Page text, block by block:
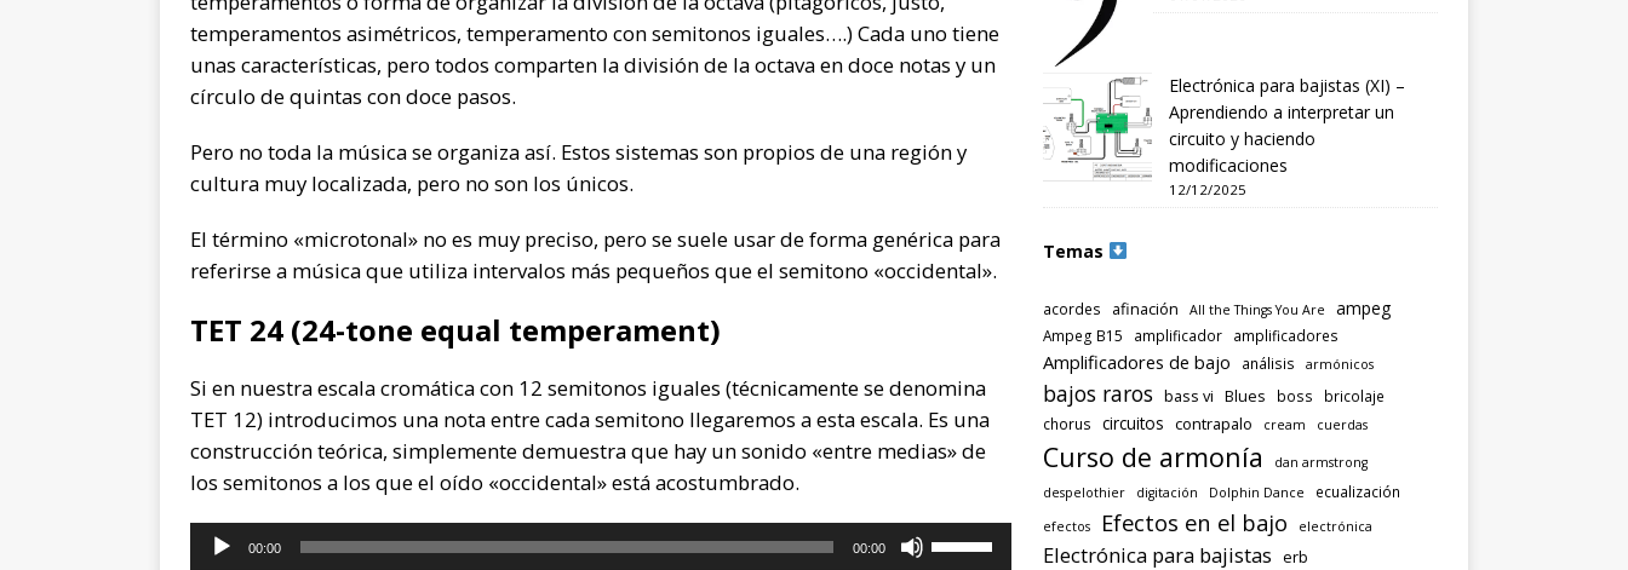
temperamentos asimétricos, temperamento con semitonos iguales….) Cada uno tiene
unas características, pero todos comparten la división de la octava en doce notas y un
círculo de quintas con doce pasos.
Pero no toda la música se organiza así. Estos sistemas son propios de una región y
cultura muy localizada, pero no son los únicos.
El término «microtonal» no es muy preciso, pero se suele usar de forma genérica para
referirse a música que utiliza intervalos más pequeños que el semitono «occidental».
TET 24 (24-tone equal temperament)
Si en nuestra escala cromática con 12 semitonos iguales (técnicamente se denomina
TET 12) introducimos una nota entre cada semitono llegaremos a esta escala. Es una
construcción teórica, simplemente demuestra que hay un sonido «entre medias» de
los semitonos a los que el oído «occidental» está acostumbrado.
Reproductor
00:00 00:00
Electrónica para bajistas (XI) –
Aprendiendo a interpretar un
circuito y haciendo
modificaciones
12/12/2025
Temas
acordes afinación All the Things You Are ampeg
Ampeg B15 amplificador amplificadores
Amplificadores de bajo análisis armónicos
bajos raros bass vi Blues boss
bricolaje
chorus
circuitos contrapalo cream cuerdas
Curso de armonía
dan armstrong
despelothier
digitación Dolphin Dance ecualización
efectos Efectos en el bajo electrónica
Electrónica para bajistas erb